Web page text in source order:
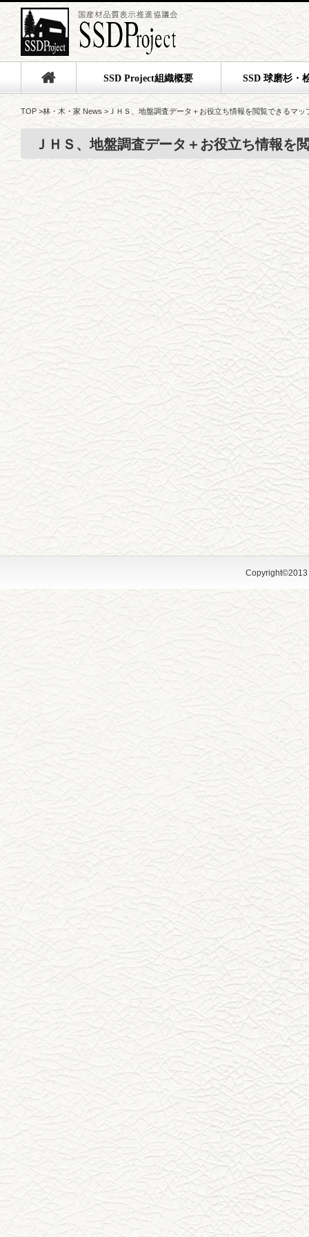
SSD Project組織概要 SSD 球磨杉・
TOP >林・木・家 News > ＪＨＳ、地盤調査データ＋お役立ち情報を閲覧できるマッ
ＪＨＳ、地盤調査データ＋お役立ち情報を
Copyright©2013